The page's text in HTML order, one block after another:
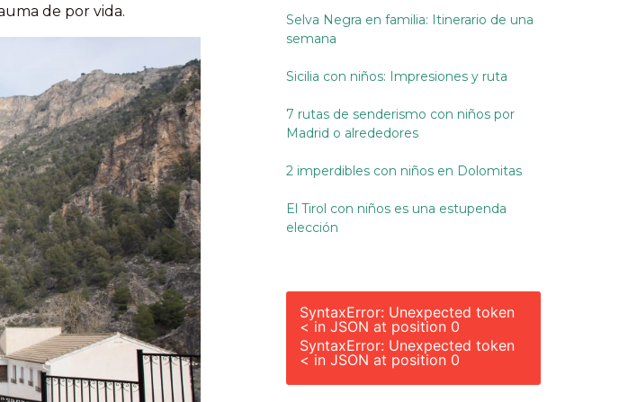
de por vida.
Selva Negra en familia: Itinerario de una
semana
Sicilia con niños: Impresiones y ruta
7 rutas de senderismo con niños por
Madrid o alrededores
2 imperdibles con niños en Dolomitas
El Tirol con niños es una estupenda
elección
SyntaxError: Unexpected token
< in JSON at position 0
SyntaxError: Unexpected token
< in JSON at position 0